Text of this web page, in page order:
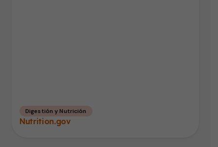
Digestión y Nutrición
Nutrition.gov